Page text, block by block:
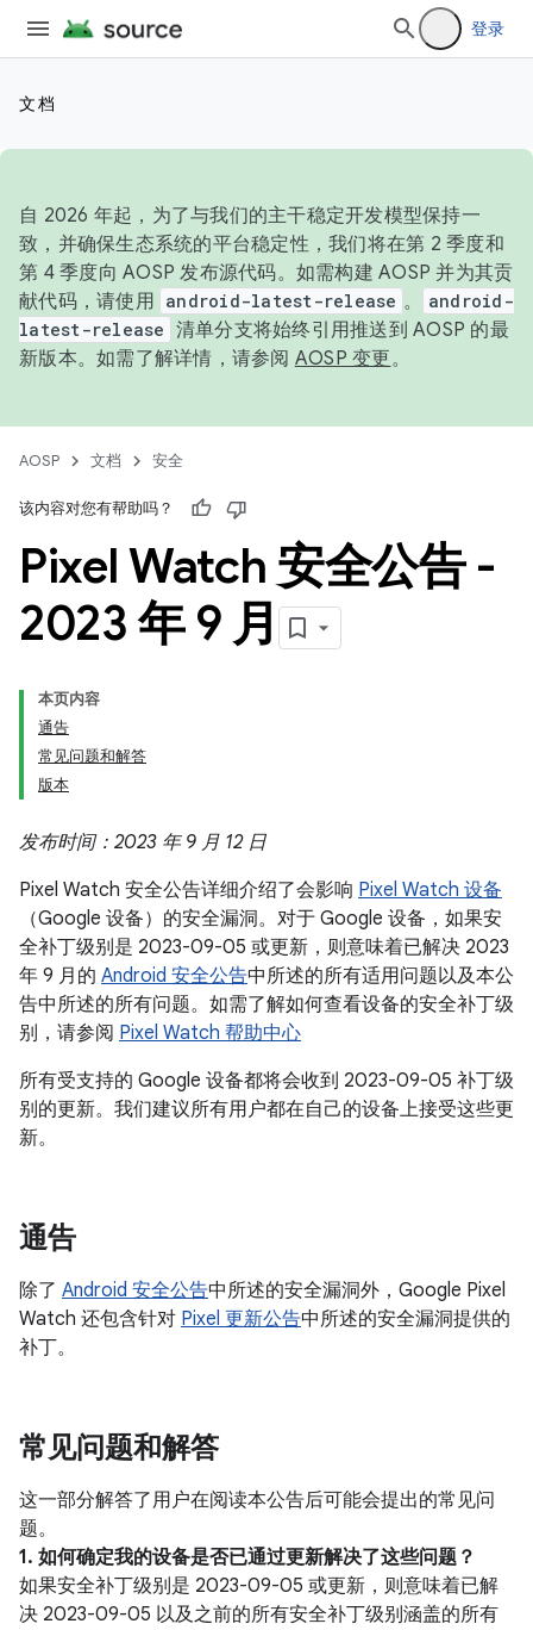
登录
文档
自 2026 年起，为了与我们的主干稳定开发模型保持一
致，并确保生态系统的平台稳定性，我们将在第 2 季度和
第 4 季度向 AOSP 发布源代码。如需构建 AOSP 并为其贡
献代码，请使用 android-latest-release 。
android-
latest-release 清单分支将始终引用推送到 AOSP 的最
新版本。如需了解详情，请参阅 AOSP 变更。
AOSP 文档 安全
该内容对您有帮助吗？
Pixel Watch 安全公告 -
2023 年 9 月
本页内容
通告
常见问题和解答
版本
发布时间：2023 年 9 月 12 日
Pixel Watch 安全公告详细介绍了会影响 Pixel Watch 设备
（Google 设备）的安全漏洞。对于 Google 设备，如果安
全补丁级别是 2023-09-05 或更新，则意味着已解决 2023
年 9 月的 Android 安全公告中所述的所有适用问题以及本公
告中所述的所有问题。如需了解如何查看设备的安全补丁级
别，请参阅 Pixel Watch 帮助中心
所有受支持的 Google 设备都将会收到 2023-09-05 补丁级
别的更新。我们建议所有用户都在自己的设备上接受这些更
新。
通告
除了 Android 安全公告中所述的安全漏洞外，Google Pixel
Watch 还包含针对 Pixel 更新公告中所述的安全漏洞提供的
补丁。
常见问题和解答
这一部分解答了用户在阅读本公告后可能会提出的常见问
题。
1. 如何确定我的设备是否已通过更新解决了这些问题？
如果安全补丁级别是 2023-09-05 或更新，则意味着已解
决 2023-09-05 以及之前的所有安全补丁级别涵盖的所有